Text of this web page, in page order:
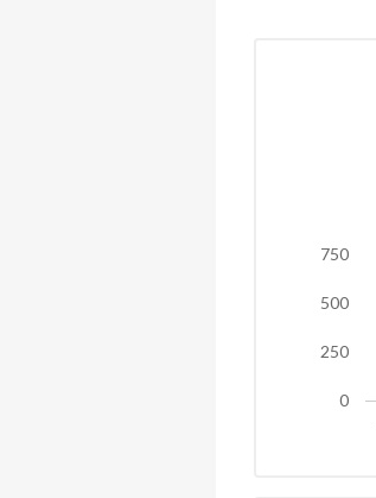
0
250
500
750